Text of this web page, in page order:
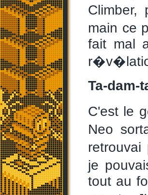
main ce
fait mal
Ta-dam-
C'est le
Neo
je
tout au